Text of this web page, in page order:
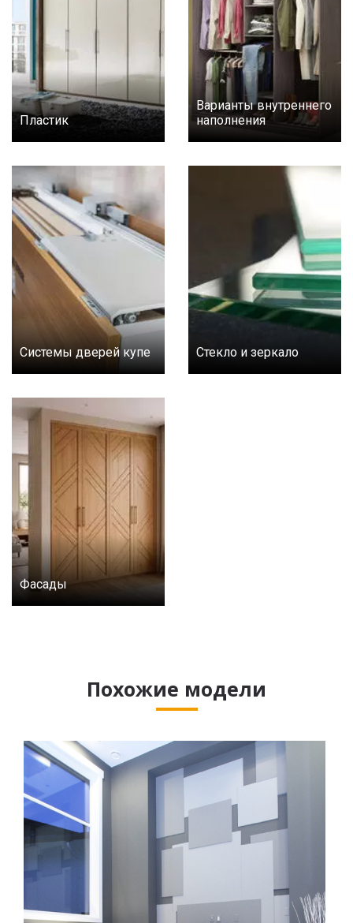
Пластик
Варианты внутреннего
наполнения
Системы дверей купе Стекло и зеркало
Фасады
Похожие модели